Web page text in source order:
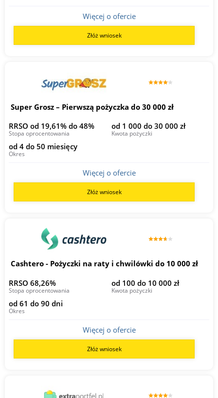
Więcej o ofercie
Złóż wniosek
Super Grosz – Pierwszą pożyczka do 30 000 zł
RRSO od 19,61% do 48%
Stopa oprocentowania
od 1 000 do 30 000 zł
Kwota pożyczki
od 4 do 50 miesięcy
Okres
Więcej o ofercie
Złóż wniosek
Cashtero - Pożyczki na raty i chwilówki do 10 000 zł
RRSO 68,26%
Stopa oprocentowania
od 100 do 10 000 zł
Kwota pożyczki
od 61 do 90 dni
Okres
Więcej o ofercie
Złóż wniosek